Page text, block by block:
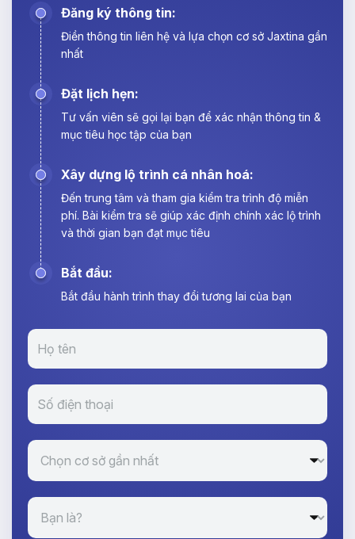
Đăng ký thông tin:
Điền thông tin liên hệ và lựa chọn cơ sở Jaxtina gần
nhất
Đặt lịch hẹn:
Tư vấn viên sẽ gọi lại bạn để xác nhận thông tin &
mục tiêu học tập của bạn
Xây dựng lộ trình cá nhân hoá:
Đến trung tâm và tham gia kiểm tra trình độ miễn
phí. Bài kiểm tra sẽ giúp xác định chính xác lộ trình
và thời gian bạn đạt mục tiêu
Bắt đầu:
Bắt đầu hành trình thay đổi tương lai của bạn